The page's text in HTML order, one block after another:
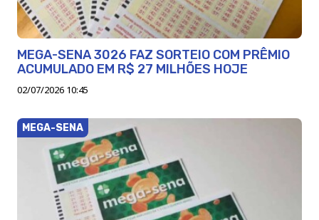
MEGA-SENA 3026 FAZ SORTEIO COM PRÊMIO
ACUMULADO EM R$ 27 MILHÕES HOJE
02/07/2026 10:45
MEGA-SENA